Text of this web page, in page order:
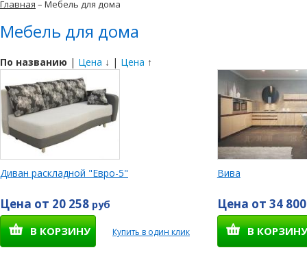
Главная – Мебель для дома
Мебель для дома
По названию | Цена ↓ | Цена ↑
Диван раскладной "Евро-5"
Цена от 20 258 руб
В КОРЗИНУ Купить в один клик
Вива
Цена от 34
В КОРЗИНУ